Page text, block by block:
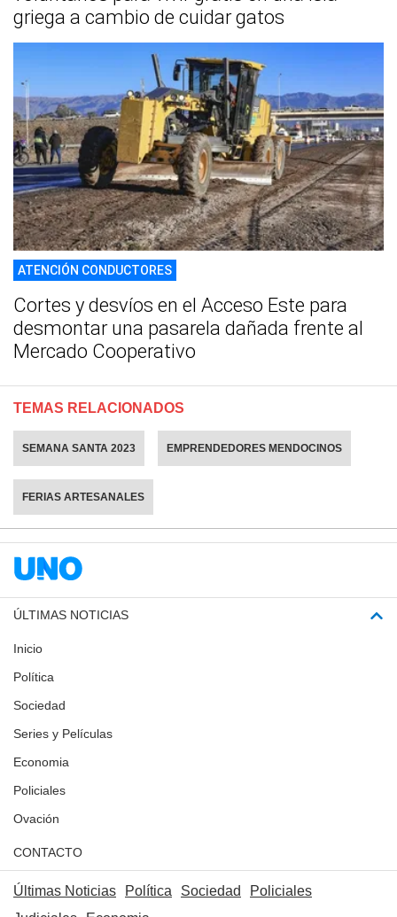
griega a cambio de cuidar gatos
ATENCIÓN CONDUCTORES
Cortes y desvíos en el Acceso Este para
desmontar una pasarela dañada frente al
Mercado Cooperativo
TEMAS RELACIONADOS
SEMANA SANTA 2023 EMPRENDEDORES MENDOCINOS
FERIAS ARTESANALES
ÚLTIMAS NOTICIAS
Inicio
Política
Sociedad
Series y Películas
Economia
Policiales
Ovación
CONTACTO
Últimas Noticias Política Sociedad
Policiales